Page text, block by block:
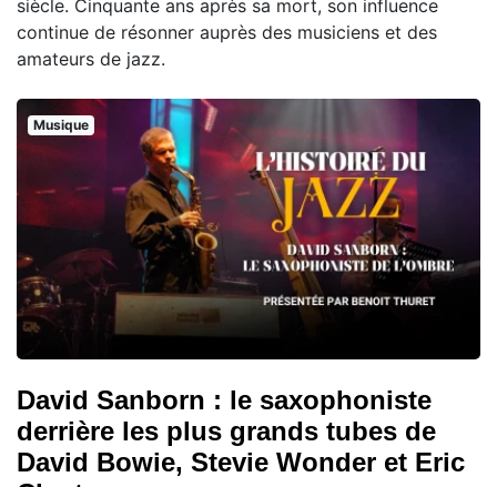
siècle. Cinquante ans après sa mort, son influence
continue de résonner auprès des musiciens et des
amateurs de jazz.
Musique
David Sanborn : le saxophoniste
derrière les plus grands tubes de
David Bowie, Stevie Wonder et Eric